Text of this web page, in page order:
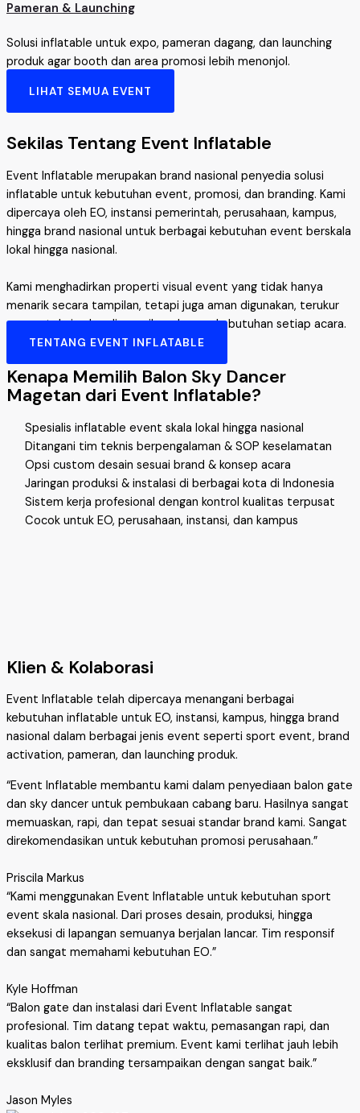
Pameran & Launching
Solusi inflatable untuk expo, pameran dagang, dan launching
produk agar booth dan area promosi lebih menonjol.
LIHAT SEMUA EVENT
Sekilas Tentang Event Inflatable
Event Inflatable merupakan brand nasional penyedia solusi
inflatable untuk kebutuhan event, promosi, dan branding. Kami
dipercaya oleh EO, instansi pemerintah, perusahaan, kampus,
hingga brand nasional untuk berbagai kebutuhan event berskala
lokal hingga nasional.
Kami menghadirkan properti visual event yang tidak hanya
menarik secara tampilan, tetapi juga aman digunakan, terukur
secara teknis, dan disesuaikan dengan kebutuhan setiap acara.
TENTANG EVENT INFLATABLE
Kenapa Memilih Balon Sky Dancer
Magetan dari Event Inflatable?
Spesialis inflatable event skala lokal hingga nasional
Ditangani tim teknis berpengalaman & SOP keselamatan
Opsi custom desain sesuai brand & konsep acara
Jaringan produksi & instalasi di berbagai kota di Indonesia
Sistem kerja profesional dengan kontrol kualitas terpusat
Cocok untuk EO, perusahaan, instansi, dan kampus
Klien & Kolaborasi
Event Inflatable telah dipercaya menangani berbagai
kebutuhan inflatable untuk EO, instansi, kampus, hingga brand
nasional dalam berbagai jenis event seperti sport event, brand
activation, pameran, dan launching produk.
“Event Inflatable membantu kami dalam penyediaan balon gate
dan sky dancer untuk pembukaan cabang baru. Hasilnya sangat
memuaskan, rapi, dan tepat sesuai standar brand kami. Sangat
direkomendasikan untuk kebutuhan promosi perusahaan.”
Priscila Markus
“Kami menggunakan Event Inflatable untuk kebutuhan sport
event skala nasional. Dari proses desain, produksi, hingga
eksekusi di lapangan semuanya berjalan lancar. Tim responsif
dan sangat memahami kebutuhan EO.”
Kyle Hoffman
“Balon gate dan instalasi dari Event Inflatable sangat
profesional. Tim datang tepat waktu, pemasangan rapi, dan
kualitas balon terlihat premium. Event kami terlihat jauh lebih
eksklusif dan branding tersampaikan dengan sangat baik.”
Jason Myles